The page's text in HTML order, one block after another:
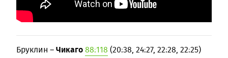
Бруклин –Чикаго88:118 (20:38, 24:27, 22:28, 22:25)